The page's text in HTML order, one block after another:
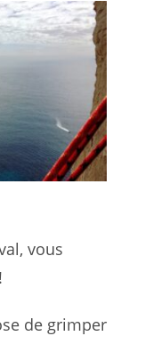
vous
de grimper